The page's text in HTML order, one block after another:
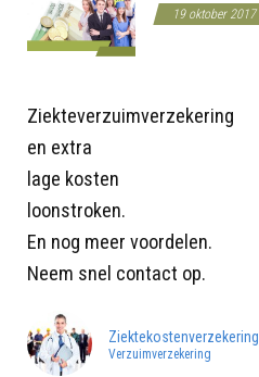
19 oktober 2017
Ziekteverzuimverzekering
en extra
lage kosten
loonstroken.
En nog meer voordelen.
Neem snel contact op.
Ziektekostenverzekering
Verzuimverzekering